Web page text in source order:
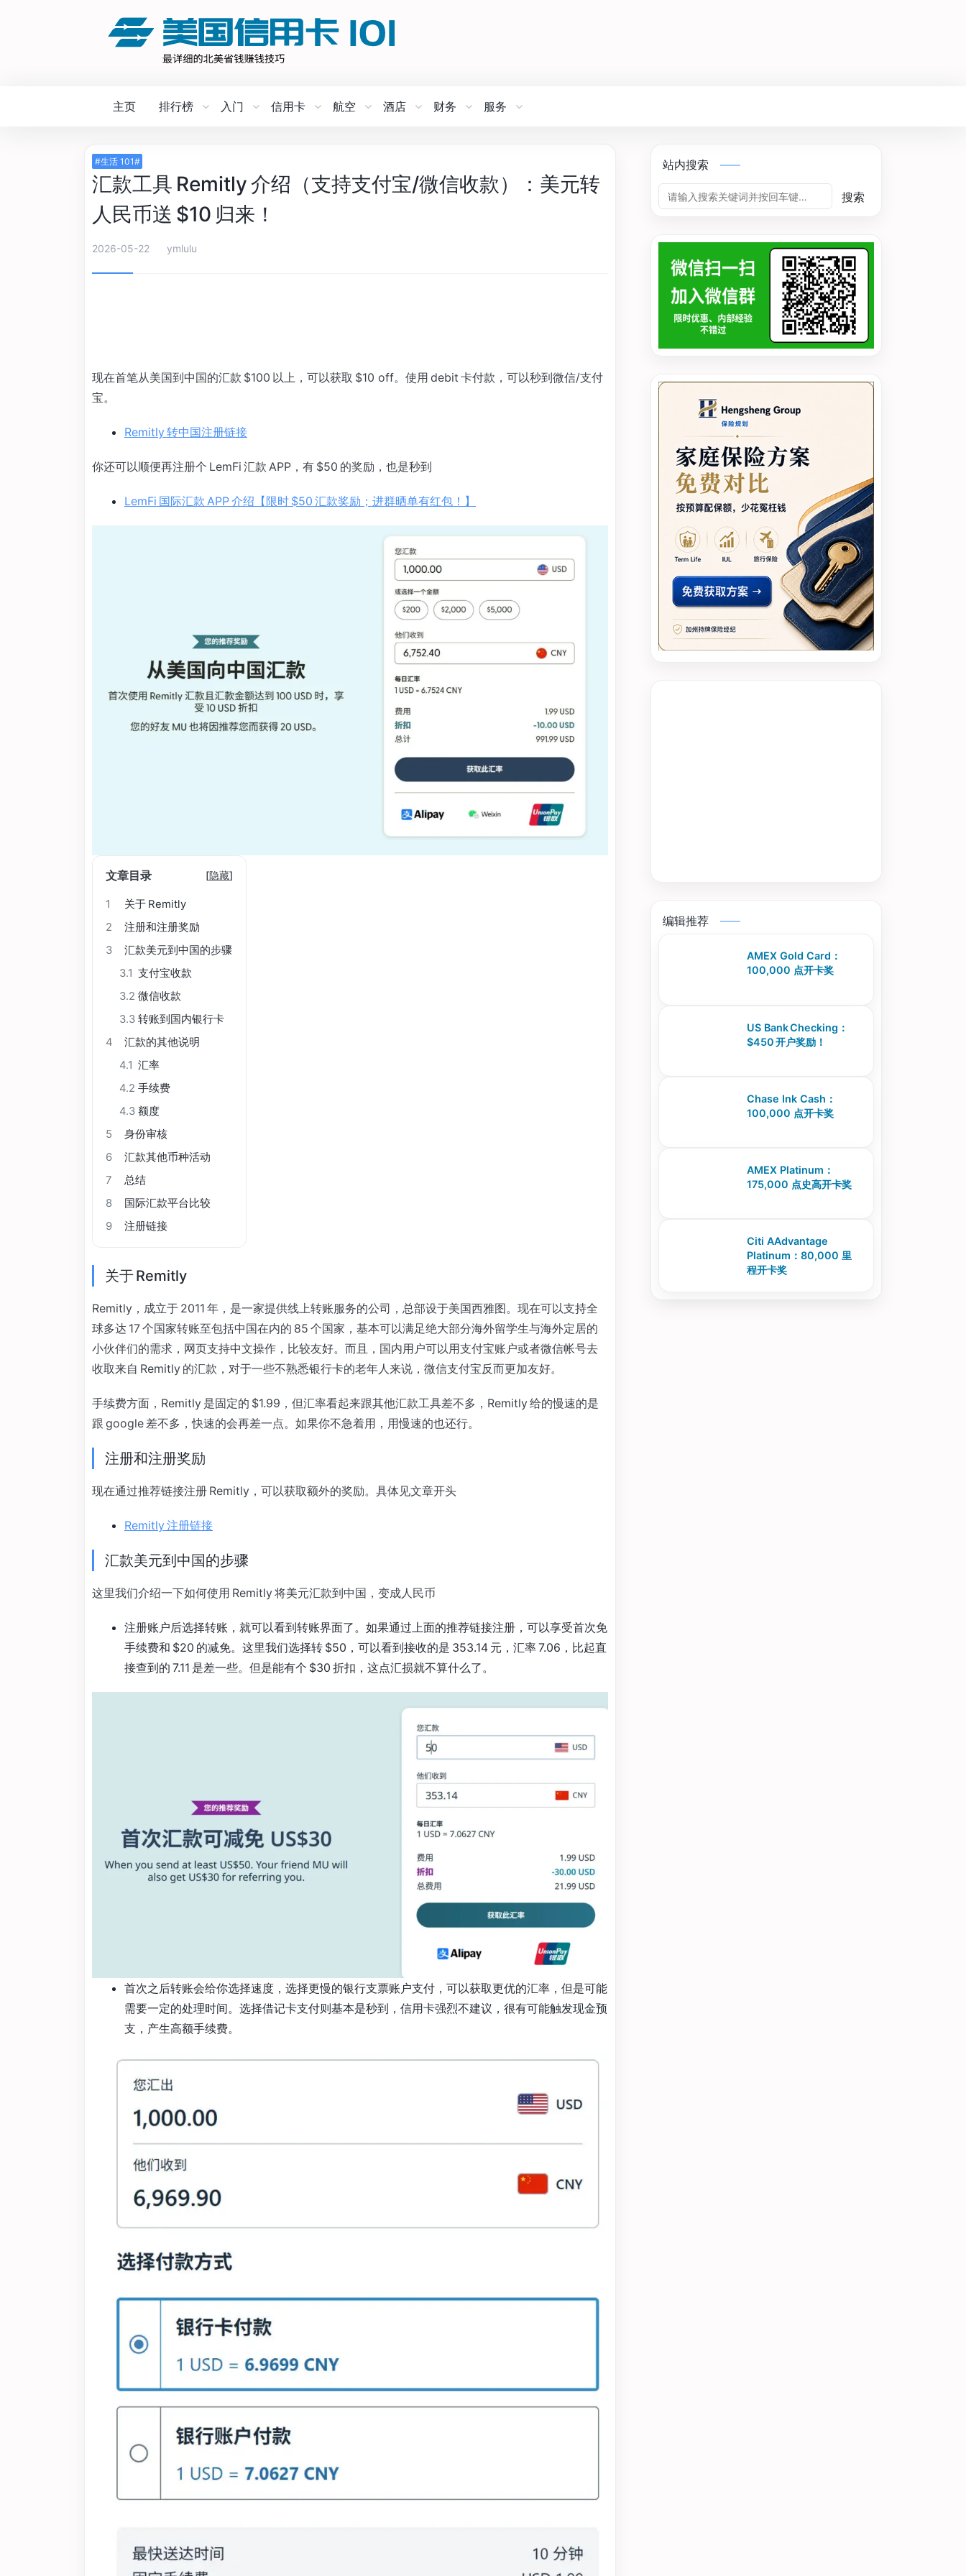
主页 排行榜 入门 信用卡 航空 酒店 财务 服务
#生活 101#
汇款工具 Remitly 介绍（支持支付宝/微信收款）：美元转
人民币送 $10 归来！
2026-05-22 ymlulu
现在首笔从美国到中国的汇款 $100 以上，可以获取 $10 off。使用 debit 卡付款，可以秒到微信/支付
宝。
Remitly 转中国注册链接
你还可以顺便再注册个 LemFi 汇款 APP，有 $50 的奖励，也是秒到
LemFi 国际汇款 APP 介绍【限时 $50 汇款奖励；进群晒单有红包！】
文章目录 [隐藏]
1
关于 Remitly
2
注册和注册奖励
3
汇款美元到中国的步骤
3.1 支付宝收款
3.2 微信收款
3.3 转账到国内银行卡
4
汇款的其他说明
4.1 汇率
4.2 手续费
4.3 额度
5
身份审核
6
汇款其他币种活动
7
总结
8
国际汇款平台比较
9
注册链接
关于 Remitly
Remitly，成立于 2011 年，是一家提供线上转账服务的公司，总部设于美国西雅图。现在可以支持全
球多达 17 个国家转账至包括中国在内的 85 个国家，基本可以满足绝大部分海外留学生与海外定居的
小伙伴们的需求，网页支持中文操作，比较友好。而且，国内用户可以用支付宝账户或者微信帐号去
收取来自 Remitly 的汇款，对于一些不熟悉银行卡的老年人来说，微信支付宝反而更加友好。
手续费方面，Remitly 是固定的 $1.99，但汇率看起来跟其他汇款工具差不多，Remitly 给的慢速的是
跟 google 差不多，快速的会再差一点。如果你不急着用，用慢速的也还行。
注册和注册奖励
现在通过推荐链接注册 Remitly，可以获取额外的奖励。具体见文章开头
Remitly 注册链接
汇款美元到中国的步骤
这里我们介绍一下如何使用 Remitly 将美元汇款到中国，变成人民币
注册账户后选择转账，就可以看到转账界面了。如果通过上面的推荐链接注册，可以享受首次免
手续费和 $20 的减免。这里我们选择转 $50，可以看到接收的是 353.14 元，汇率 7.06，比起直
接查到的 7.11 是差一些。但是能有个 $30 折扣，这点汇损就不算什么了。
首次之后转账会给你选择速度，选择更慢的银行支票账户支付，可以获取更优的汇率，但是可能
需要一定的处理时间。选择借记卡支付则基本是秒到，信用卡强烈不建议，很有可能触发现金预
支，产生高额手续费。
站内搜索
搜索
编辑推荐
AMEX Gold Card：
100,000 点开卡奖
US Bank Checking：
$450 开户奖励！
Chase Ink Cash：
100,000 点开卡奖
AMEX Platinum：
175,000 点史高开卡奖
Citi AAdvantage
Platinum：80,000 里
程开卡奖